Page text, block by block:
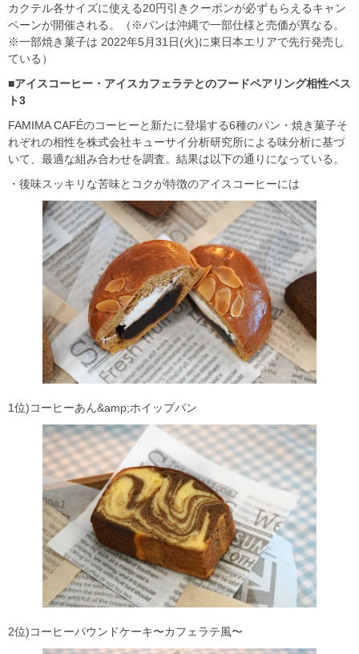
カクテル各サイズに使える20円引きクーポンが必ずもらえるキャン
ペーンが開催される。（※パンは沖縄で一部仕様と売価が異なる。
※一部焼き菓子は 2022年5月31日(火)に東日本エリアで先行発売し
ている）
■アイスコーヒー・アイスカフェラテとのフードペアリング相性ベス
ト3
FAMIMA CAFÉのコーヒーと新たに登場する6種のパン・焼き菓子そ
れぞれの相性を株式会社キューサイ分析研究所による味分析に基づ
いて、最適な組み合わせを調査。結果は以下の通りになっている。
・後味スッキリな苦味とコクが特徴のアイスコーヒーには
1位)コーヒーあん&amp;ホイップパン
2位)コーヒーパウンドケーキ〜カフェラテ風〜